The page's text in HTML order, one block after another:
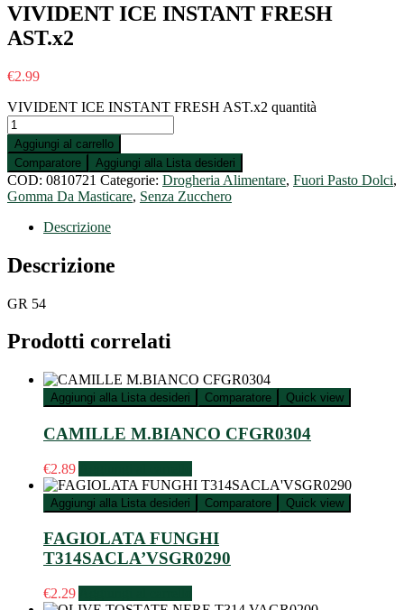
VIVIDENT ICE INSTANT FRESH
AST.x2
€2.99
VIVIDENT ICE INSTANT FRESH AST.x2 quantità
Aggiungi al carrello
Comparatore
Aggiungi alla Lista desideri
COD: 0810721 Categorie: Drogheria Alimentare, Fuori Pasto Dolci,
Gomma Da Masticare, Senza Zucchero
Descrizione
Descrizione
GR 54
Prodotti correlati
Aggiungi alla Lista desideri Comparatore Quick view
CAMILLE M.BIANCO CFGR0304
€2.89
Aggiungi alla Lista desideri Comparatore Quick view
FAGIOLATA FUNGHI
T314SACLA’VSGR0290
€2.29